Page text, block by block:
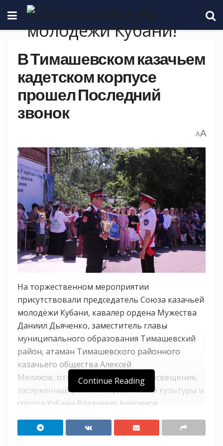
В Тимашевском казачьем
кадетском корпусе
прошел Последний
звонок
AA
На торжественном мероприятии
присутствовали председатель Союза казачьей
молодёжи Кубани, кавалер ордена Мужества
Даниил Дьяченко, заместитель главы
муниципального образования Тимашевский
район, атаман Тимашевского районного
казачьего общества Алексей
Мелихов, отличник народного просвещения,
заслуженный работник физической культуры и
спорта Кубани Владимир Анисимов,
протоирей Виктор Савенко. Гости сказали
Continue Reading